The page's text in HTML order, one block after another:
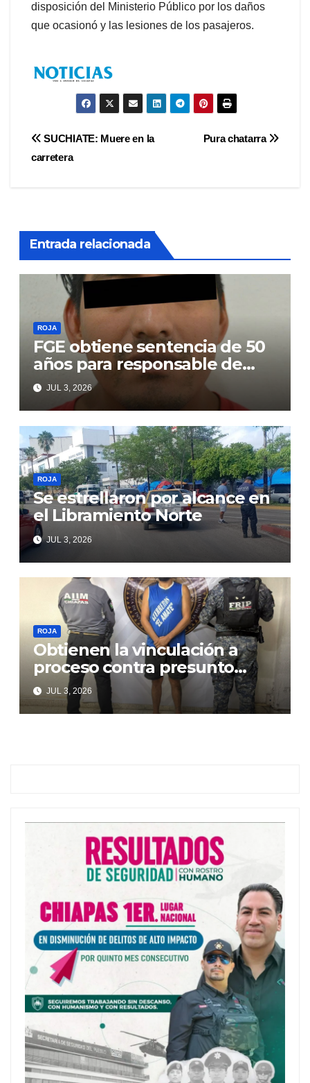
disposición del Ministerio Público por los daños
que ocasionó y las lesiones de los pasajeros.
Navegación
Pura chatarra
SUCHIATE: Muere en la
carretera
Entrada relacionada
ROJA
FGE obtiene sentencia de 50
años para responsable de
secuestro agravado
JUL 3, 2026
ROJA
Se estrellaron por alcance en
el Libramiento Norte
JUL 3, 2026
ROJA
Obtienen la vinculación a
proceso contra presunto
responsable de violencia
familiar
JUL 3, 2026